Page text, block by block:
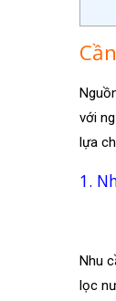
với
lựa
1.
Nhu
lọc